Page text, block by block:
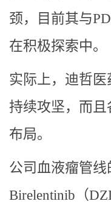
颈，目前其与
在积极探索中。
实际上，迪哲
持续攻坚，而
布局。
公司血液瘤管线
Birelentinib（